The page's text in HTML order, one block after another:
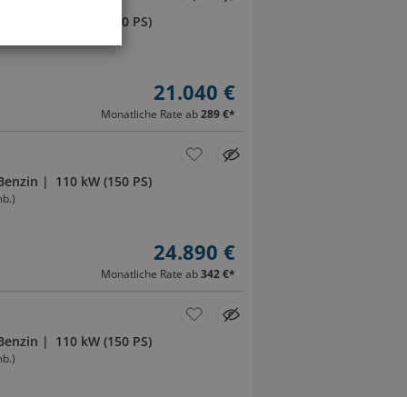
110 kW (150 PS)
21.040 €
Monatliche Rate ab289 €*
110 kW (150 PS)
24.890 €
Monatliche Rate ab342 €*
110 kW (150 PS)